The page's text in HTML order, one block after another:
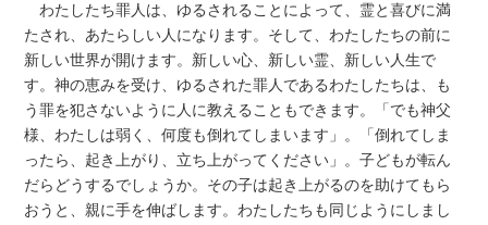
わたしたち罪人は、ゆるされることによって、霊と喜びに満
たされ、あたらしい人になります。そして、わたしたちの前に
新しい世界が開けます。新しい心、新しい霊、新しい人生で
す。神の恵みを受け、ゆるされた罪人であるわたしたちは、も
う罪を犯さないように人に教えることもできます。「でも神父
様、わたしは弱く、何度も倒れてしまいます」。「倒れてしま
ったら、起き上がり、立ち上がってください」。子どもが転ん
だらどうするでしょうか。その子は起き上がるのを助けてもら
おうと、親に手を伸ばします。わたしたちも同じようにしまし